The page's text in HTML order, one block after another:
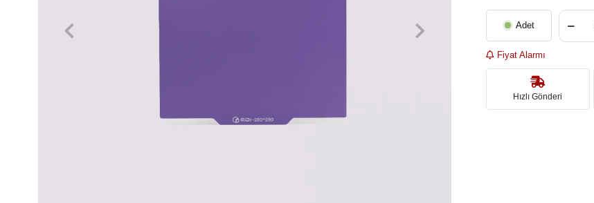
Adet
Fiyat Alarmı
Hızlı Gönderi